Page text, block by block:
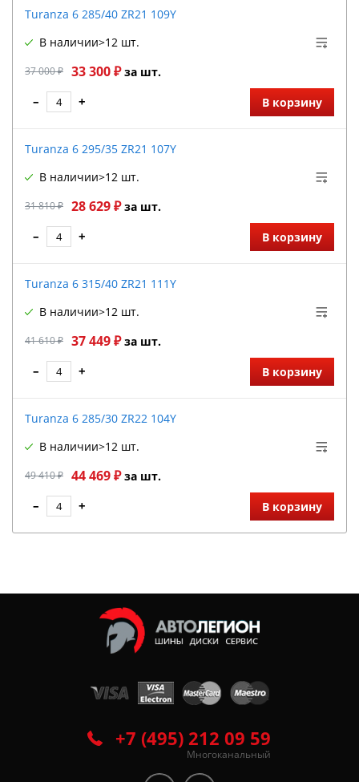
Turanza 6 285/40 ZR21 109Y
37 000 ₽ 33 300 ₽за шт.
В наличии>12 шт.
– + В корзину
Turanza 6 295/35 ZR21 107Y
31 810 ₽ 28 629 ₽за шт.
В наличии>12 шт.
– + В корзину
Turanza 6 315/40 ZR21 111Y
41 610 ₽ 37 449 ₽за шт.
В наличии>12 шт.
– + В корзину
Turanza 6 285/30 ZR22 104Y
49 410 ₽ 44 469 ₽за шт.
В наличии>12 шт.
– + В корзину
+7 (495) 212 09 59
Многоканальный